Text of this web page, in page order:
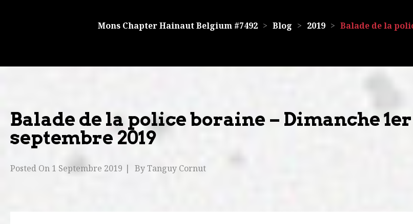
Mons Chapter Hainaut Belgium #7492 > Blog > 2019 > Balade de la
Balade de la police boraine – Dimanche 1er
septembre 2019
Posted On 1 Septembre 2019 ByTanguy Cornut